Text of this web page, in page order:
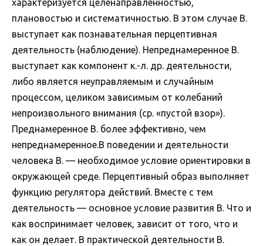
характеризуется целенаправленностью,
плановостью и систематичностью. В этом случае В.
выступает как познавательная перцептивная
деятельность (наблюдение). Непреднамеренное В.
выступает как компонент к.-л. др. деятельности,
либо является неуправляемым и случайным
процессом, целиком зависимым от колебаний
непроизвольного внимания (ср. «пустой взор»).
Преднамеренное В. более эффективно, чем
непреднамеренное.В поведении и деятельности
человека В. — необходимое условие ориентировки в
окружающей среде. Перцептивный образ выполняет
функцию регулятора действий. Вместе с тем
деятельность — основное условие развития В. Что и
как воспринимает человек, зависит от того, что и
как он делает. В практической деятельности В.